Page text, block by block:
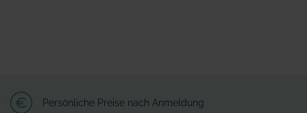
Persönliche Preise nach Anmeldung